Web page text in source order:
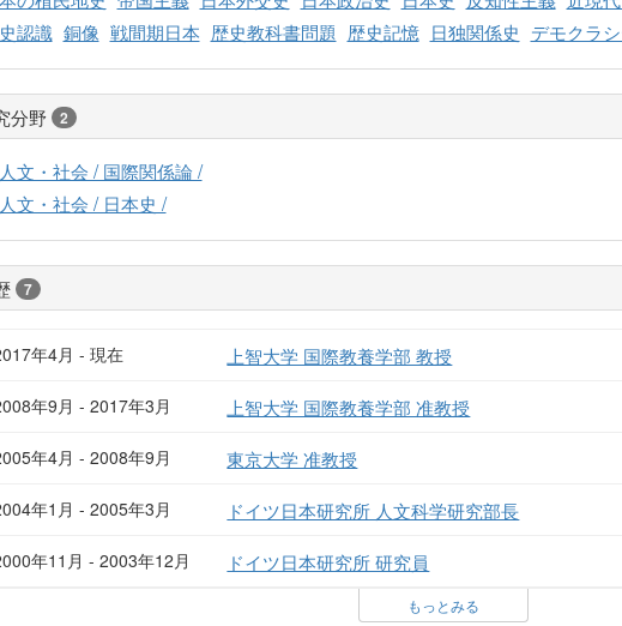
認識 銅像 戦間期日本 歴史教科書問題 歴史記憶 日独関係史 デモクラ
分野 2
文・社会 / 国際関係論 /
文・社会 / 日本史 /
7
年4月 - 現在 上智大学 国際教養学部 教授
年9月 - 2017年3月 上智大学 国際教養学部 准教授
年4月 - 2008年9月 東京大学 准教授
年1月 - 2005年3月 ドイツ日本研究所 人文科学研究部長
年11月 - 2003年12月 ドイツ日本研究所 研究員
もっとみる